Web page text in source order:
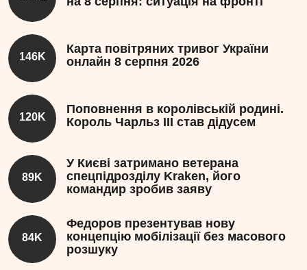
146K
Карта повітряних тривог України
онлайн 8 серпня 2026
120K
Поповнення в королівській родині.
Король Чарльз III став дідусем
89K
У Києві затримано ветерана
спецпідрозділу Kraken, його
командир зробив заяву
84K
Федоров презентував нову
концепцію мобілізації без масового
розшуку